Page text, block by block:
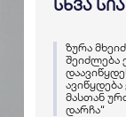
სხვა
ზურა
შეიძლება
მასთან
დარჩა“